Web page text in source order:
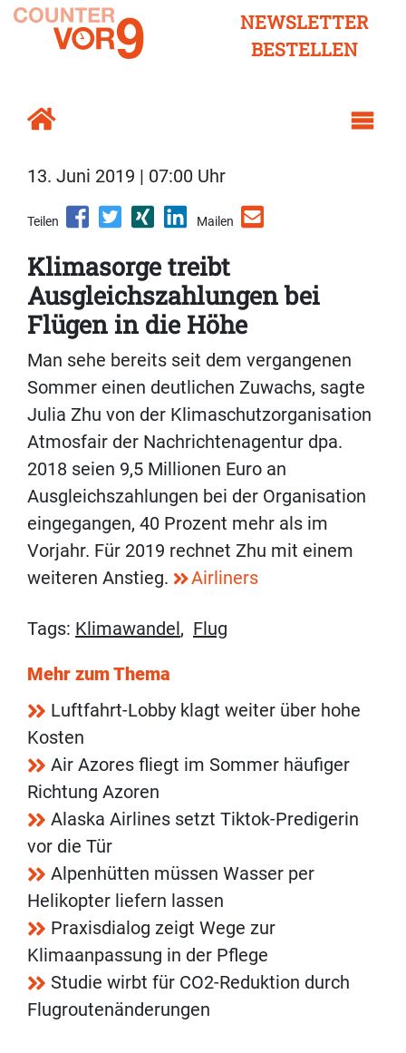
NEWSLETTER
BESTELLEN
13. Juni 2019 | 07:00 Uhr
Teilen Mailen
Klimasorge treibt
Ausgleichszahlungen bei
Flügen in die Höhe
Man sehe bereits seit dem vergangenen
Sommer einen deutlichen Zuwachs, sagte
Julia Zhu von der Klimaschutzorganisation
Atmosfair der Nachrichtenagentur dpa.
2018 seien 9,5 Millionen Euro an
Ausgleichszahlungen bei der Organisation
eingegangen, 40 Prozent mehr als im
Vorjahr. Für 2019 rechnet Zhu mit einem
weiteren Anstieg.
Airliners
Tags: Klimawandel , Flug
Mehr zum Thema
Luftfahrt-Lobby klagt weiter über hohe
Kosten
Air Azores fliegt im Sommer häufiger
Richtung Azoren
Alaska Airlines setzt Tiktok-Predigerin
vor die Tür
Alpenhütten müssen Wasser per
Helikopter liefern lassen
Praxisdialog zeigt Wege zur
Klimaanpassung in der Pflege
Studie wirbt für CO2-Reduktion durch
Flugroutenänderungen